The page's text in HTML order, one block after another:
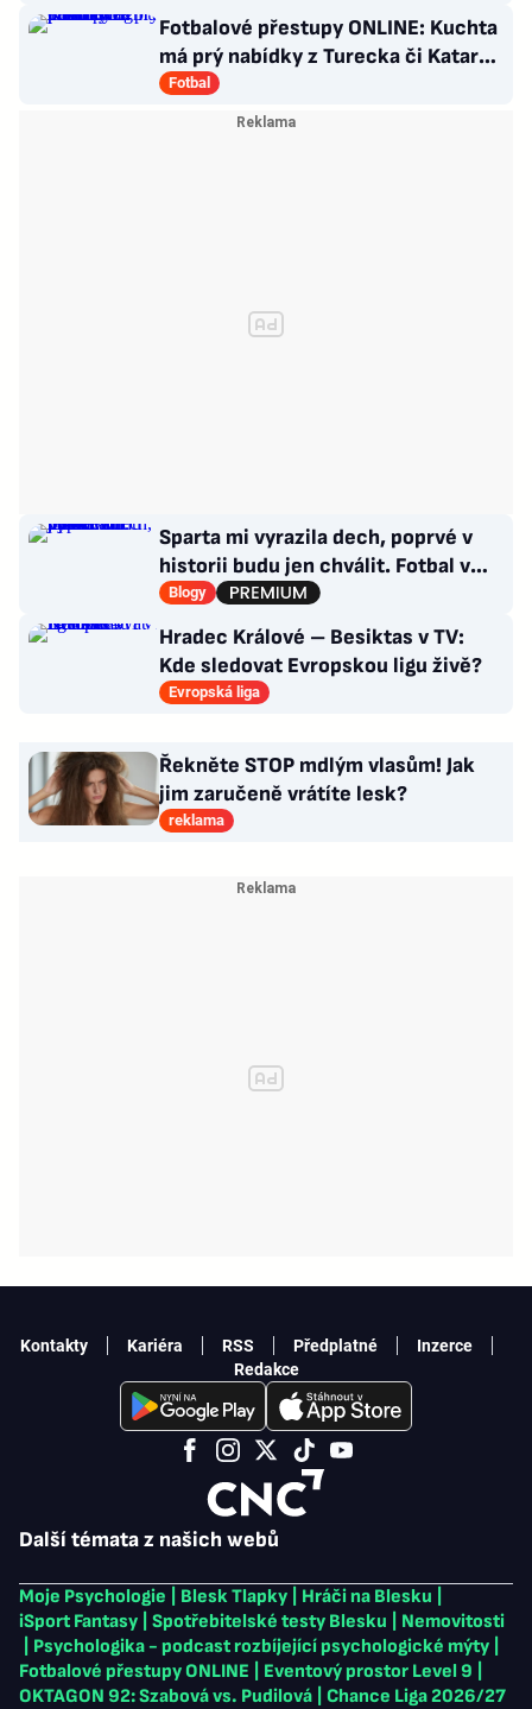
Fotbalové přestupy ONLINE: Kuchta
má prý nabídky z Turecka či Kataru,
Sigmu posílí Švéd
Fotbal
Sparta mi vyrazila dech, poprvé v
historii budu jen chválit. Fotbal v
moderním balení
Blogy
Hradec Králové – Besiktas v TV:
Kde sledovat Evropskou ligu živě?
Evropská liga
Řekněte STOP mdlým vlasům! Jak
jim zaručeně vrátíte lesk?
reklama
Další témata z našich webů
Moje Psychologie Blesk Tlapky Hráči na Blesku
iSport Fantasy
Spotřebitelské testy Blesku
Nemovitosti
Psychologika - podcast rozbíjející psychologické mýty
Fotbalové přestupy ONLINE
Eventový prostor Level 9
OKTAGON 92: Szabová vs. Pudilová
Chance Liga 2026/27
Kontakty Kariéra RSS Předplatné
Inzerce
Redakce